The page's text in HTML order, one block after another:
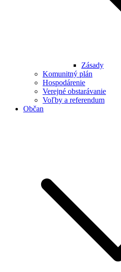
Zásady
Komunitný plán
Hospodárenie
Verejné obstarávanie
Voľby a referendum
Občan